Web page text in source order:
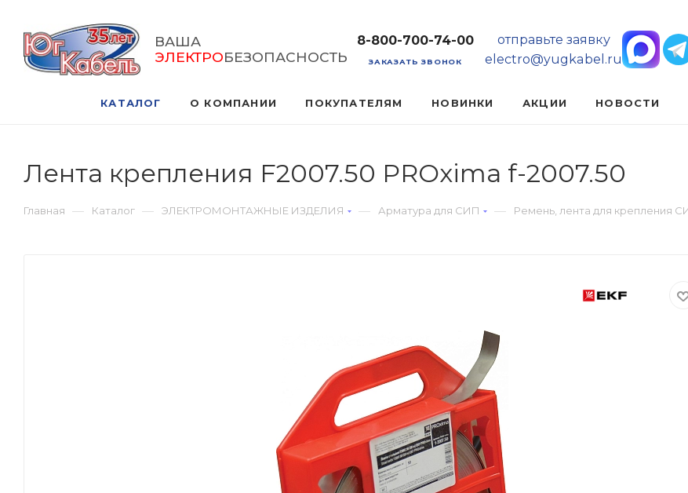
ВАША
ЭЛЕКТРОБЕЗОПАСНОСТЬ
8-800-700-74-00
ЗАКАЗАТЬ ЗВОНОК
отправьте заявку
electro@yugkabel.ru
КАТАЛОГ О КОМПАНИИ ПОКУПАТЕЛЯМ НОВИНКИ АКЦИИ НОВОСТИ
Лента крепления F2007.50 PROxima f-2007.50
Главная — Каталог — ЭЛЕКТРОМОНТАЖНЫЕ ИЗДЕЛИЯ — Арматура для СИП — Ремень, лента для крепления